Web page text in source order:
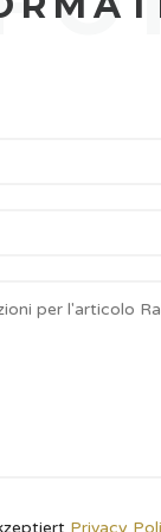
Privacy